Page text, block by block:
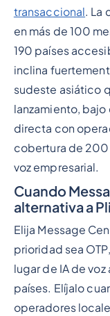
transaccional. La
en más de 100
190 países
inclina
sudeste asiático
lanzamiento,
directa con
cobertura de 200
voz empresarial.
Cuando
alternativa a
Elija Message
prioridad sea
lugar de IA de
países. Elíjalo
operadores